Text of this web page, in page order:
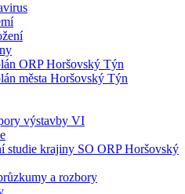
ORP Horšovský Týn
města Horšovský Týn
výstavby VI
studie krajiny SO ORP Horšovský
a rozbory